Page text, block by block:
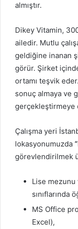
almıştır.
Dikey Vitamin,
ailedir. Mutlu
geldiğine inanan
görür. Şirket
ortamı teşvik
sonuç almaya ve
gerçekleştirmeye
Çalışma yeri
lokasyonumuzda
görevlendirilmek
Lise
sınıflarında
MS Office
Excel),